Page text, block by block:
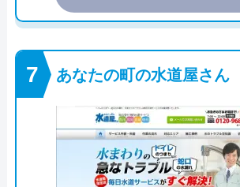
あなたの町の水道屋さん